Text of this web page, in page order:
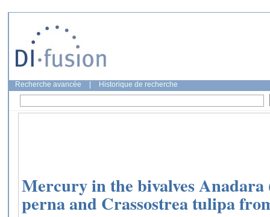
Recherche avancée Historique de recherche
Mercury in the bivalves Anadara
perna and Crassostrea tulipa